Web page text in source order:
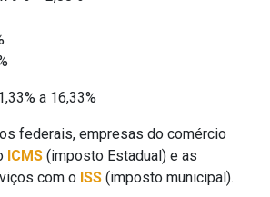
a 16,33%
federais, empresas do comércio
ICMS (imposto Estadual) e as
com o ISS (imposto municipal).